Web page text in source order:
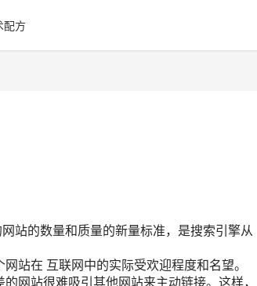
配方
站的数量和质量的新量标准，是搜索引擎从
在 互联网中的实际受欢迎程度和名望。
网站很难吸引其他网站来主动链接。这样，